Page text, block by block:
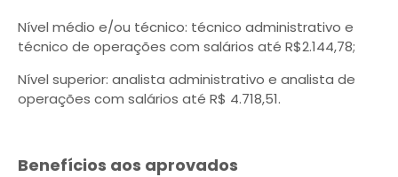
Nível médio e/ou técnico: técnico administrativo e
técnico de operações com salários até R$2.144,78;
Nível superior: analista administrativo e analista de
operações com salários até R$ 4.718,51.
Benefícios aos aprovados